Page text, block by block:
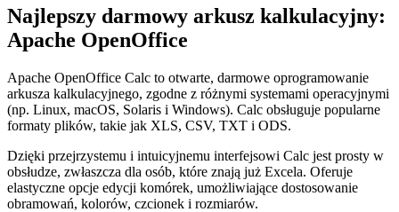
Najlepszy darmowy arkusz kalkulacyjny:
Apache OpenOffice
Apache OpenOffice Calc to otwarte, darmowe oprogramowanie
arkusza kalkulacyjnego, zgodne z różnymi systemami operacyjnymi
(np. Linux, macOS, Solaris i Windows). Calc obsługuje popularne
formaty plików, takie jak XLS, CSV, TXT i ODS.
Dzięki przejrzystemu i intuicyjnemu interfejsowi Calc jest prosty w
obsłudze, zwłaszcza dla osób, które znają już Excela. Oferuje
elastyczne opcje edycji komórek, umożliwiające dostosowanie
obramowań, kolorów, czcionek i rozmiarów.